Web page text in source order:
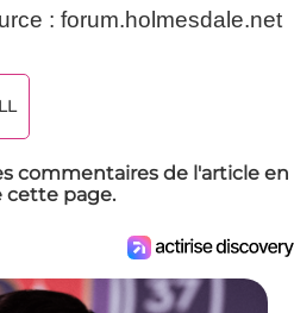
: forum.holmesdale.net
commentaires de l'article en
cette page.